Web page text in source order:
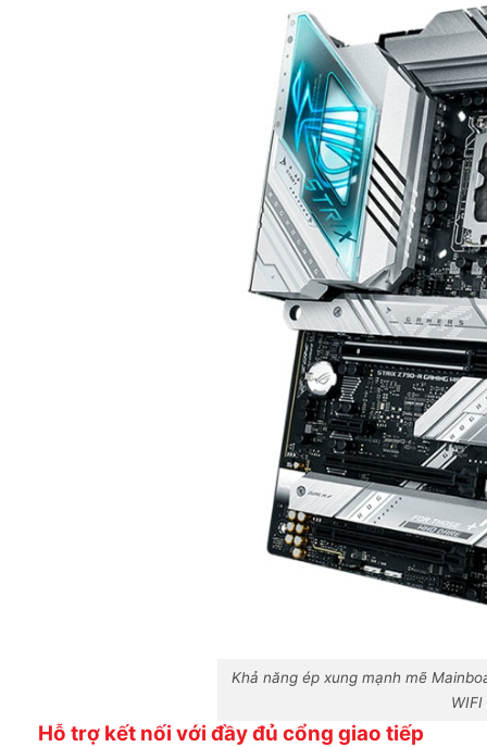
Khả năng ép xung mạnh mẽ
WIFI
Hỗ trợ kết nối với đầy đủ cổng giao tiếp